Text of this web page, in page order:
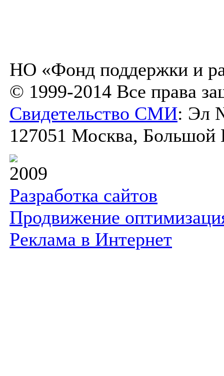
НО «Фонд поддержки и
© 1999-2014 Все права
Свидетельство СМИ: Эл
127051 Москва, Большой
2009
Разработка сайтов
Продвижение
Реклама в Интернет